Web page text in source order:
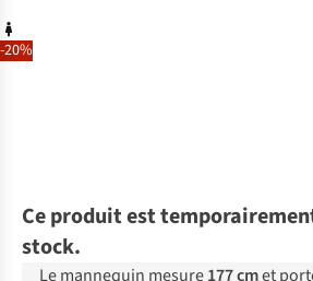
-20%
Ce produit est
stock.
Le mannequin mesure177 cmet